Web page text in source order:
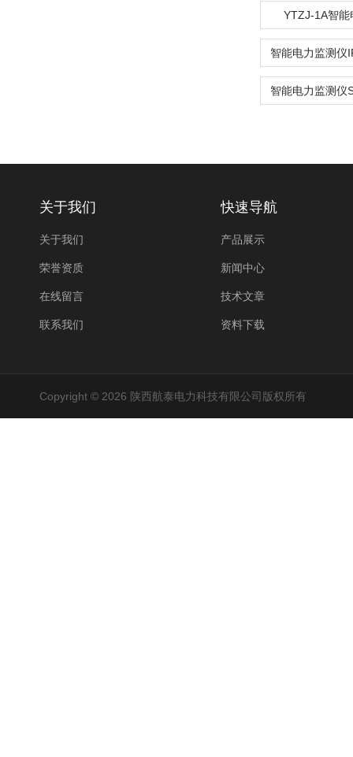
YTZJ-1A智能
关于我们
关于我们
荣誉资质
在线留言
联系我们
快速导航
产品展示
新闻中心
技术文章
资料下载
Copyright © 2026 陕西航泰电力科技有限公司版权所有